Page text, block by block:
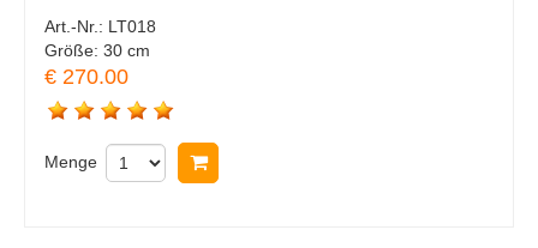
Art.-Nr.: LT018
Größe: 30 cm
€ 270.00
Menge